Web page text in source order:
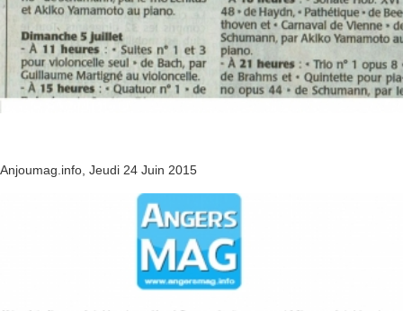
Anjoumag.info, Jeudi 24 Juin 2015